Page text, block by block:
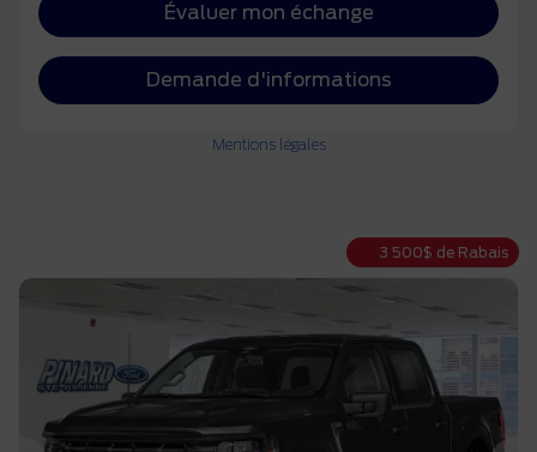
Évaluer mon échange
Demande d'informations
Mentions légales
3 500$ de Rabais